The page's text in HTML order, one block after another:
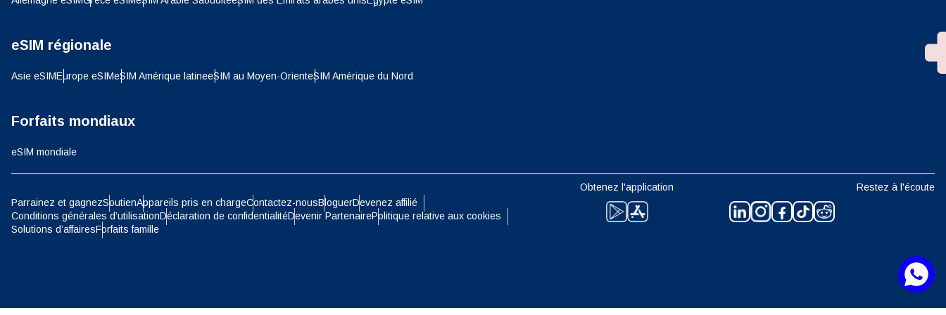
eSIM régionale
Asie eSIMEurope eSIMeSIM Amérique latineeSIM au Moyen-OrienteSIM Amérique du Nord
Forfaits mondiaux
eSIM mondiale
Parrainez et gagnezSoutienAppareils pris en chargeContactez-nousBloguerDevenez affilié
Conditions générales d’utilisationDéclaration de confidentialitéDevenir PartenairePolitique relative aux cookies
Solutions d’affairesForfaits famille
Obtenez l'application Restez à l'écoute
Polski
SGD - Dollar De Singapour
CAD - Dollar Canadien GBP - Livre Sterling